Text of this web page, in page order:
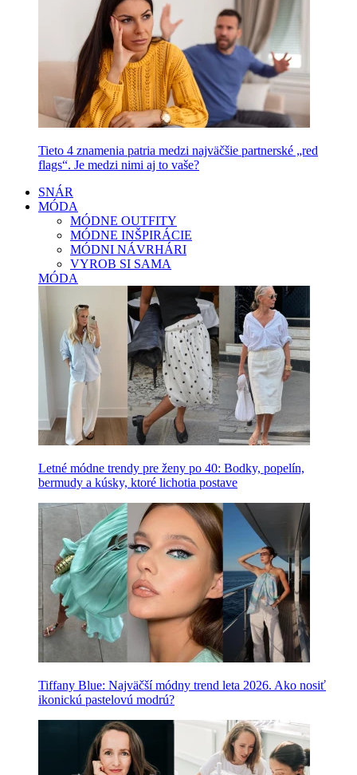
Tieto 4 znamenia patria medzi najväčšie partnerské „red
flags“. Je medzi nimi aj to vaše?
SNÁR
MÓDA
MÓDNE OUTFITY
MÓDNE INŠPIRÁCIE
MÓDNI NÁVRHÁRI
VYROB SI SAMA
MÓDA
Letné módne trendy pre ženy po 40: Bodky, popelín,
bermudy a kúsky, ktoré lichotia postave
Tiffany Blue: Najväčší módny trend leta 2026. Ako nosiť
ikonickú pastelovú modrú?